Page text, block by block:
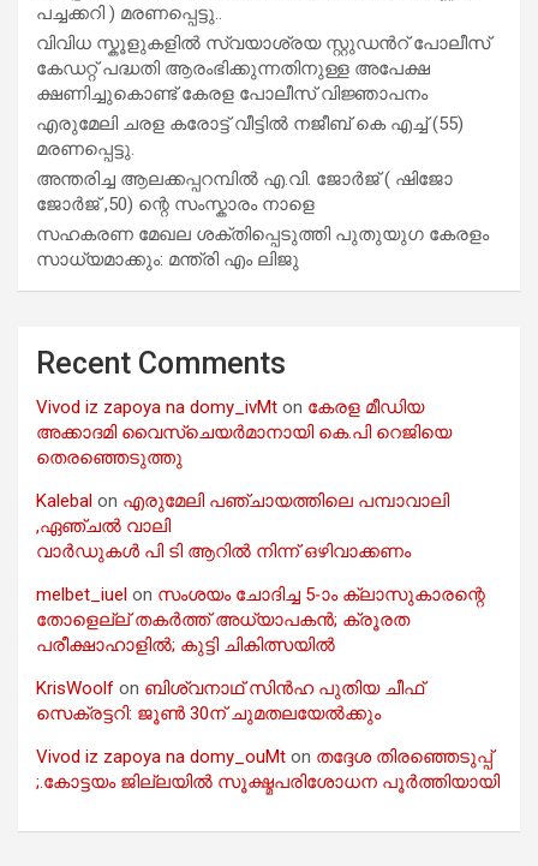
പച്ചക്കറി ) മരണപ്പെട്ടു..
വിവിധ സ്കൂളുകളില്‍ സ്വയാശ്രയ സ്റ്റുഡന്‍റ് പോലീസ്
കേഡറ്റ് പദ്ധതി ആരംഭിക്കുന്നതിനുള്ള അപേക്ഷ
ക്ഷണിച്ചുകൊണ്ട് കേരള പോലീസ് വിജ്ഞാപനം
എരുമേലി ചരള കരോട്ട് വീട്ടിൽ നജീബ് കെ എച്ച് (55)
മരണപ്പെട്ടു.
അന്തരിച്ച ആ​ല​ക്ക​പ്പ​റമ്പിൽ​ എ.​വി. ജോ​ർ​ജ് ( ഷിജോ
ജോർജ് ,50) ന്റെ സംസ്കാരം നാളെ
സഹകരണ മേഖല ശക്തിപ്പെടുത്തി പുതുയുഗ കേരളം
സാധ്യമാക്കും: മന്ത്രി എം ലിജു
Recent Comments
Vivod iz zapoya na domy_ivMt on കേരള മീഡിയ
അക്കാദമി വൈസ്ചെയർമാനായി കെ.പി റെജിയെ
തെരഞ്ഞെടുത്തു
Kalebal on എരുമേലി പഞ്ചായത്തിലെ പമ്പാവാലി
,ഏഞ്ചൽ വാലി
വാർഡുകൾ പി ടി ആറിൽ നിന്ന് ഒഴിവാക്കണം
melbet_iuel on സംശയം ചോദിച്ച 5-ാം ക്ലാസുകാരന്റെ
തോളെല്ല് തകർത്ത് അധ്യാപകൻ; ക്രൂരത
പരീക്ഷാഹാളിൽ; കുട്ടി ചികിത്സയിൽ
KrisWoolf on ബിശ്വനാഥ് സിൻഹ പുതിയ ചീഫ്
സെക്രട്ടറി: ജൂൺ 30ന് ചുമതലയേൽക്കും
Vivod iz zapoya na domy_ouMt on തദ്ദേശ തിരഞ്ഞെടുപ്പ്
;.കോട്ടയം ജില്ലയിൽ സൂക്ഷ്മപരിശോധന പൂർത്തിയായി